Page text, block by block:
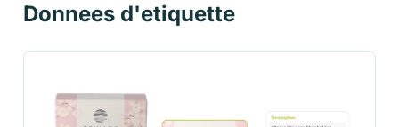
Donnees d'etiquette